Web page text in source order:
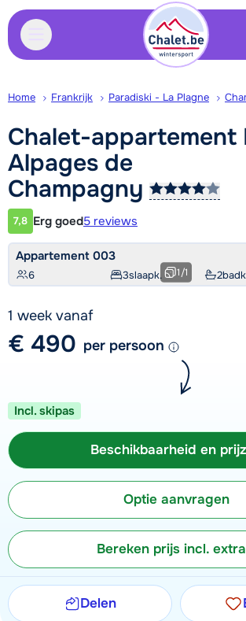
Home Frankrijk Paradiski - La Plagne
Chalet-appartement
Alpages de
Champagny
Klantwaardering
7,8 Erg goed5 reviews
Appartement 003
6 3slaapk. 2
1/1
1 week vanaf
€ 490 per persoon
Incl. skipas
Beschikbaarheid en
Optie aanvragen
Bereken prijs incl.
Delen